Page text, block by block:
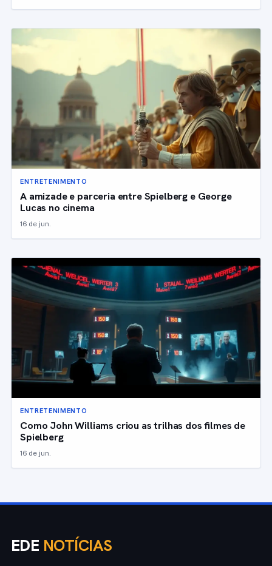
ENTRETENIMENTO
A amizade e parceria entre Spielberg e George
Lucas no cinema
16 de jun.
ENTRETENIMENTO
Como John Williams criou as trilhas dos filmes de
Spielberg
16 de jun.
EDE NOTÍCIAS